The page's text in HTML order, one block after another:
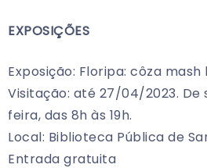
EXPOSIÇÕES
Exposição: Floripa: côza mash
Visitação: até 27/04/2023. De
feira, das 8h às 19h.
Local: Biblioteca Pública de
Entrada gratuita